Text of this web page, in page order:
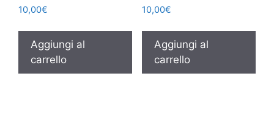
10,00€
Aggiungi al
carrello
10,00€
Aggiungi al
carrello